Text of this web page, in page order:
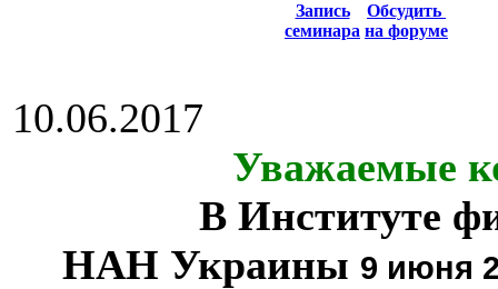
Запись
семинара
Обсудить
на форуме
10.06.2017
Уважаемые
В Институте
НАН Украины 9 июня